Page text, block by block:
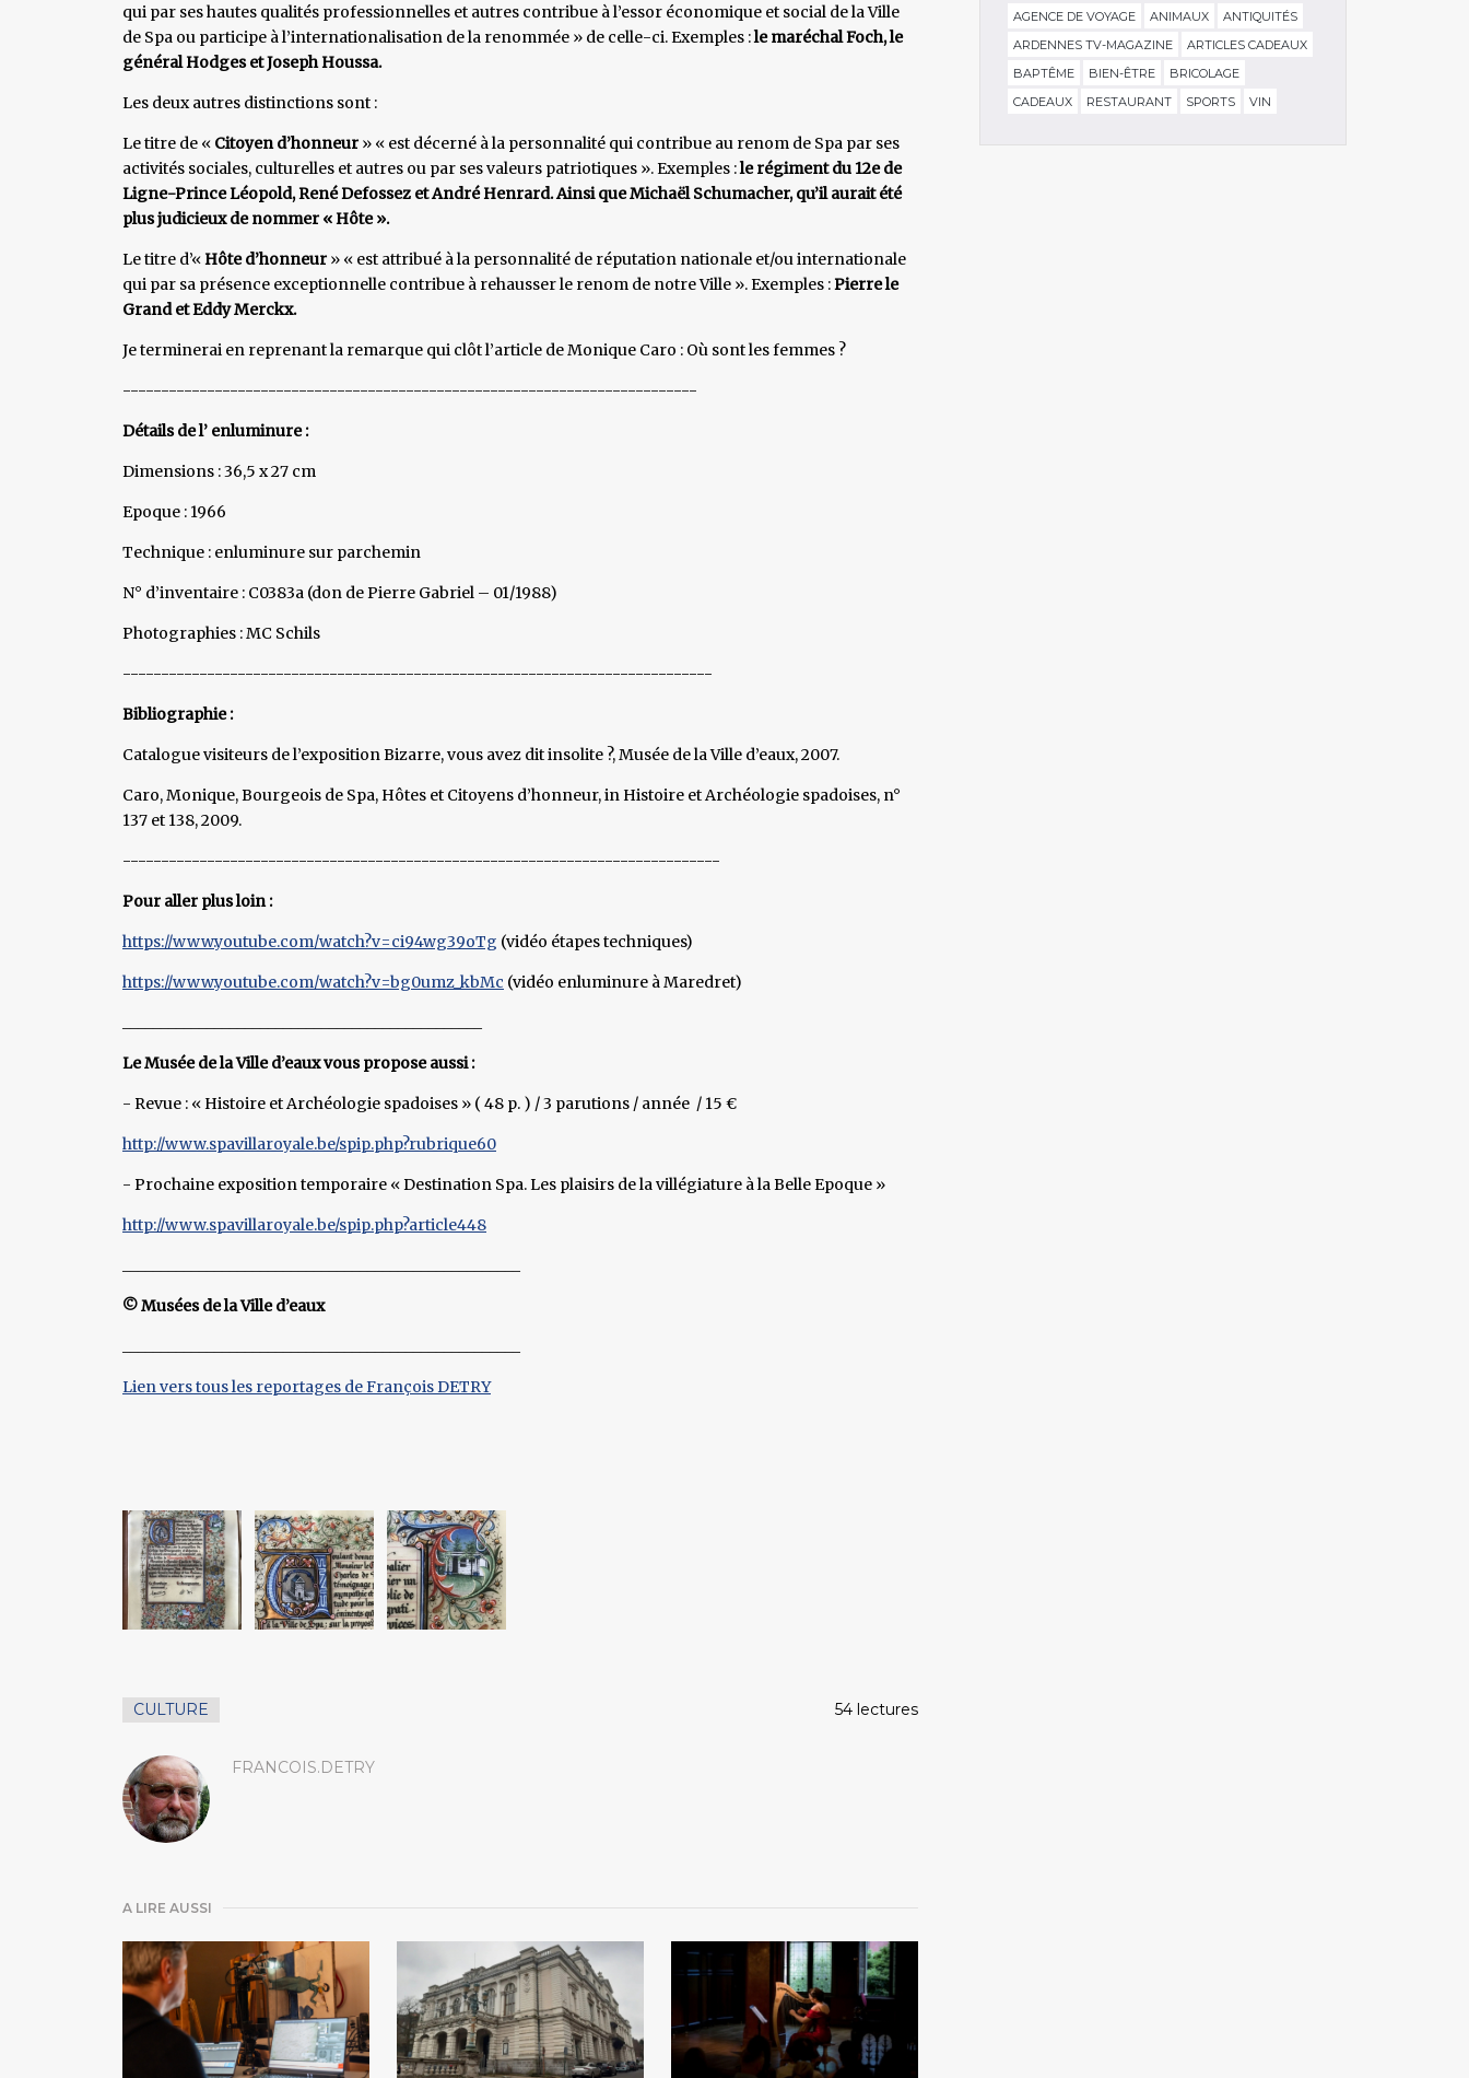
qui par ses hautes qualités professionnelles et autres contribue à l’essor économique et social de la Ville
de Spa ou participe à l’internationalisation de la renommée » de celle-ci. Exemples :le maréchal Foch, le
général Hodges et Joseph Houssa.
Les deux autres distinctions sont :
Le titre de « Citoyen d’honneur » « est décerné à la personnalité qui contribue au renom de Spa par ses
activités sociales, culturelles et autres ou par ses valeurs patriotiques ». Exemples :le régiment du 12e de
Ligne-Prince Léopold, René Defossez et André Henrard. Ainsi que Michaël Schumacher, qu’il aurait été
plus judicieux de nommer « Hôte ».
Le titre d’«Hôte d’honneur » « est attribué à la personnalité de réputation nationale et/ou internationale
qui par sa présence exceptionnelle contribue à rehausser le renom de notre Ville ». Exemples :Pierre le
Grand et Eddy Merckx.
Je terminerai en reprenant la remarque qui clôt l’article de Monique Caro : Où sont les femmes ?
---------------------------------------------------------------------------
Détails de l’ enluminure :
Dimensions : 36,5 x 27 cm
Epoque : 1966
Technique : enluminure sur parchemin
N° d’inventaire : C0383a (don de Pierre Gabriel – 01/1988)
Photographies : MC Schils
-----------------------------------------------------------------------------
Bibliographie :
Catalogue visiteurs de l’exposition Bizarre, vous avez dit insolite ?, Musée de la Ville d’eaux, 2007.
Caro, Monique, Bourgeois de Spa, Hôtes et Citoyens d’honneur, in Histoire et Archéologie spadoises, n°
137 et 138, 2009.
------------------------------------------------------------------------------
Pour aller plus loin :
https://www.youtube.com/watch?v=ci94wg39oTg (vidéo étapes techniques)
https://www.youtube.com/watch?v=bg0umz_kbMc (vidéo enluminure à Maredret)
Le Musée de la Ville d’eaux vous propose aussi :
- Revue : « Histoire et Archéologie spadoises » ( 48 p. ) / 3 parutions / année / 15 €
http://www.spavillaroyale.be/spip.php?rubrique60
- Prochaine exposition temporaire « Destination Spa. Les plaisirs de la villégiature à la Belle Epoque »
http://www.spavillaroyale.be/spip.php?article448
© Musées de la Ville d’eaux
Lien vers tous les reportages de François DETRY
CULTURE 54 lectures
FRANCOIS.DETRY
A LIRE AUSSI
AGENCE DE VOYAGE ANIMAUX
ANTIQUITÉS
ARDENNES TV-MAGAZINE
ARTICLES CADEAUX
BAPTÊME
BIEN-ÊTRE
BRICOLAGE
CADEAUX
RESTAURANT SPORTS VIN